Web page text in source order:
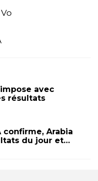
avec
résultats
confirme, Arabia
du jour et…